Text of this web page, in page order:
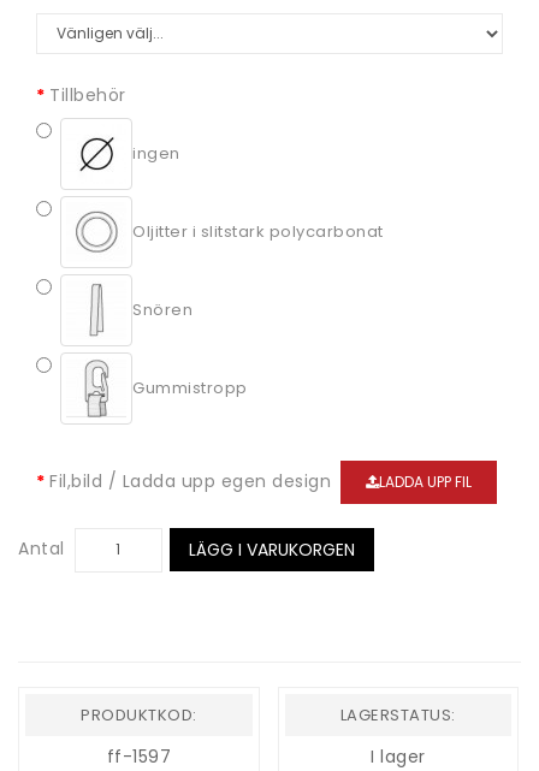
Tillbehör
ingen
Oljitter i slitstark polycarbonat
Snören
Gummistropp
Fil,bild / Ladda upp egen design LADDA UPP FIL
Antal LÄGG I VARUKORGEN
PRODUKTKOD:
ff-1597
LAGERSTATUS:
I lager